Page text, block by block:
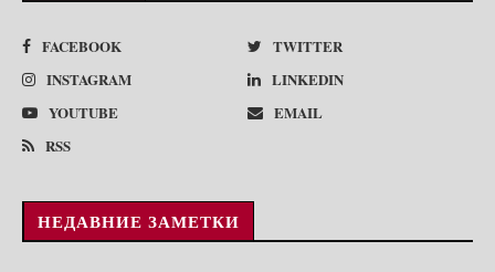
FACEBOOK
TWITTER
INSTAGRAM
LINKEDIN
YOUTUBE
EMAIL
RSS
НЕДАВНИЕ ЗАМЕТКИ